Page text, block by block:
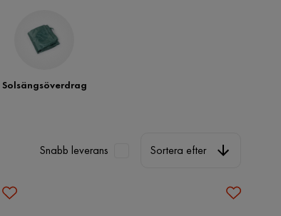
Solsängsöverdrag
Snabb leverans Sortera efter